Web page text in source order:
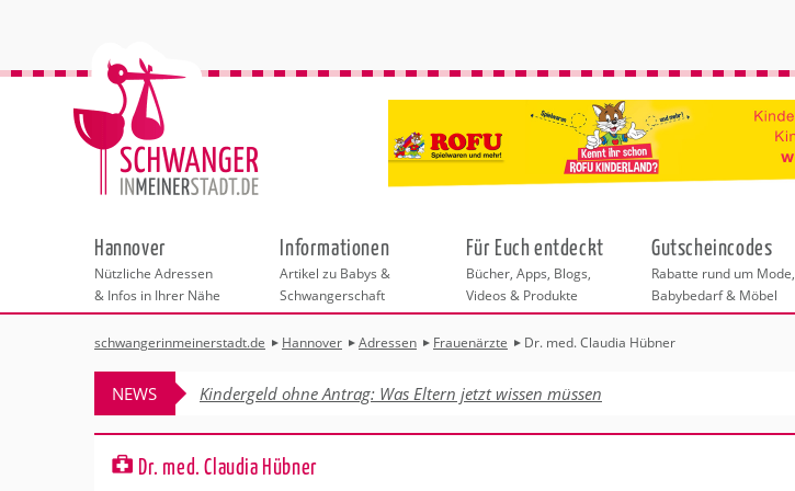
Hannover
Nützliche Adressen
& Infos in Ihrer Nähe
Städteauswahl
Adressen
Hebammen
Geburtshäuser
Frauenärzte
Behördengänge &
Checklisten
Beratungsstellen
Kinderwunschzentren Duisburg
Schwangerschaftskurse
Erste Hilfe & Beratung
Rückbildung
Shopping
Wellness & Gesundheit
Fotografie & Dienstleistungen
Informationen
Artikel zu Babys &
Schwangerschaft
Für Euch entdeckt
Bücher, Apps, Blogs,
Videos & Produkte
Gutscheincodes
Rabatte rund um Mode,
Babybedarf & Möbel
schwangerinmeinerstadt.de Hannover Adressen Frauenärzte Dr. med. Claudia Hübner
NEWS Kindergeld ohne Antrag: Was Eltern jetzt wissen müssen
Dr. med. Claudia Hübner